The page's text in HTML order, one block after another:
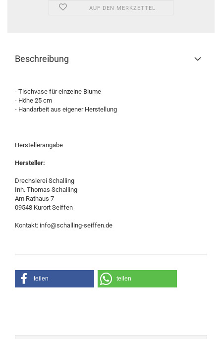
AUF DEN MERKZETTEL
Beschreibung
- Tischvase für einzelne Blume
- Höhe 25 cm
- Handarbeit aus eigener Herstellung
Herstellerangabe
Hersteller:
Drechslerei Schalling
Inh. Thomas Schalling
Am Rathaus 7
09548 Kurort Seiffen
Kontakt: info@schalling-seiffen.de
teilen teilen